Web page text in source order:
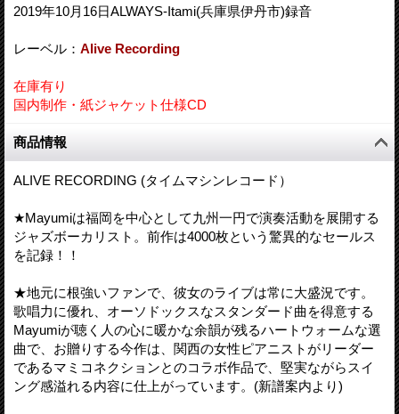
2019年10月16日ALWAYS-Itami(兵庫県伊丹市)録音
レーベル： Alive Recording
在庫有り
国内制作・紙ジャケット仕様CD
商品情報
ALIVE RECORDING (タイムマシンレコード）
★Mayumiは福岡を中心として九州一円で演奏活動を展開する
ジャズボーカリスト。前作は4000枚という驚異的なセールス
を記録！！
★地元に根強いファンで、彼女のライブは常に大盛況です。
歌唱力に優れ、オーソドックスなスタンダード曲を得意する
Mayumiが聴く人の心に暖かな余韻が残るハートウォームな選
曲で、お贈りする今作は、関西の女性ピアニストがリーダー
であるマミコネクションとのコラボ作品で、堅実ながらスイ
ング感溢れる内容に仕上がっています。(新譜案内より)